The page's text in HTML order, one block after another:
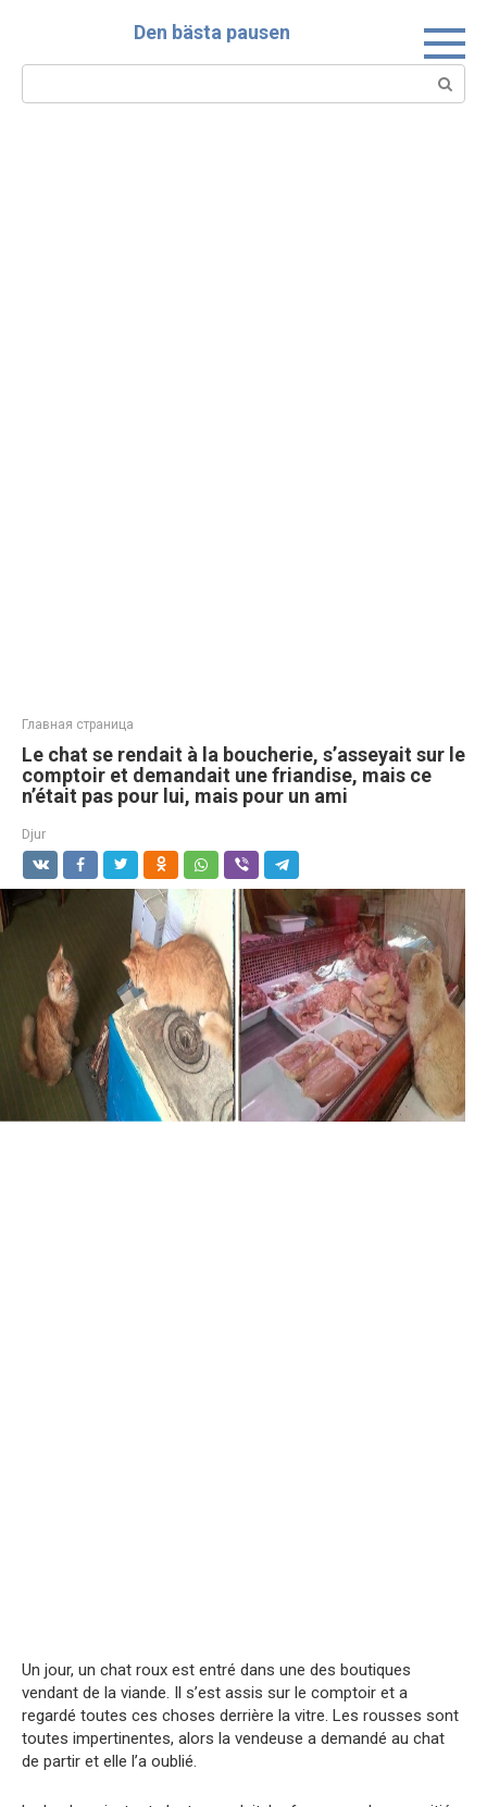
Den bästa pausen
Search:
Главная страница
Le chat se rendait à la boucherie, s’asseyait sur le
comptoir et demandait une friandise, mais ce
n’était pas pour lui, mais pour un ami
Djur
Un jour, un chat roux est entré dans une des boutiques
vendant de la viande. Il s’est assis sur le comptoir et a
regardé toutes ces choses derrière la vitre. Les rousses sont
toutes impertinentes, alors la vendeuse a demandé au chat
de partir et elle l’a oublié.